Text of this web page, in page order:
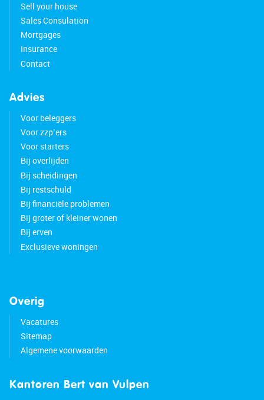
Sell your house
Sales Consulation
Mortgages
Insurance
Contact
Advies
Voor beleggers
Voor zzp’ers
Voor starters
Bij overlijden
Bij scheidingen
Bij restschuld
Bij financiële problemen
Bij groter of kleiner wonen
Bij erven
Exclusieve woningen
Overig
Vacatures
Sitemap
Algemene voorwaarden
Kantoren Bert van Vulpen